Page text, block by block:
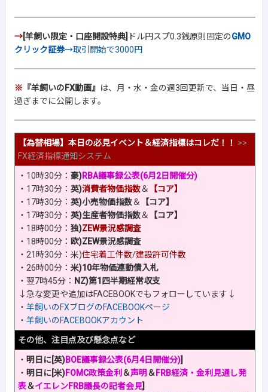
→[羊飼い限定・口座開設特典] ドル円スプ0.3銭原則固定のGMO
クリック証券→取引開始で3000円
※ 『羊飼いのFX動画』 は、月・水・金の週3回更新で、当日・昼
過ぎまでに公開します。
【為替相場】本日の必見イベント＆経済指標はコレだ！！ >>
FX経済指標通知システム
・10時30分： 豪)RBA議事録公表(6月2日開催分)
・17時30分： 英)消費者物価指数＆
【コア】
・17時30分： 英)小売物価指数＆
【コア】
・17時30分： 英)生産者物価指数＆
【コア】
・18時00分： 独)ZEW景況感調査
・18時00分： 欧)ZEW景況感調査
・21時30分： 米)住宅着工件数/建設許可件数
・26時00分： 米)10年物価連動債入札
・翌7時45分： NZ)第1四半期経常収支
↓急な変更や追加はFACEBOOKでもフォローしています↓
・ 羊飼いのFXブログのFACEBOOKページ
・ 羊飼いのFACEBOOKアカウント
その他、注目点及び懸念点など
・ 明日に[英)BOE議事録公表(6月4日開催分)]
・ 明日に[米)FOMC政策金利 ＆声明 ＆ FRB経済・金利見通し発
表＆イエレンFRB議長の記者会見]